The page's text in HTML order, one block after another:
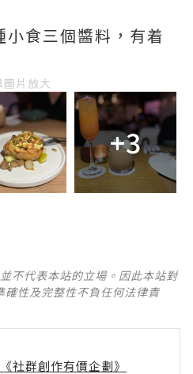
食三個醬料，有着
圖片放大
+3
不代表本站的立場。因此本站對
性及完整性不負任何法律責
社群創作有價企劃》